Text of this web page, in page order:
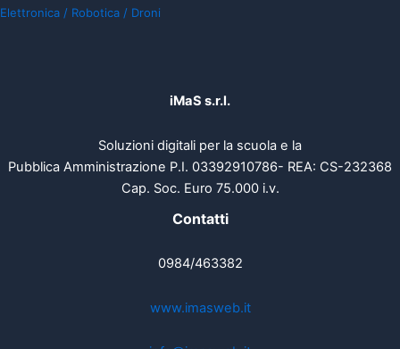
Elettronica / Robotica / Droni
iMaS s.r.l.
Soluzioni digitali per la scuola e la
Pubblica Amministrazione P.I. 03392910786- REA: CS-232368
Cap. Soc. Euro 75.000 i.v.
Contatti
0984/463382
www.imasweb.it